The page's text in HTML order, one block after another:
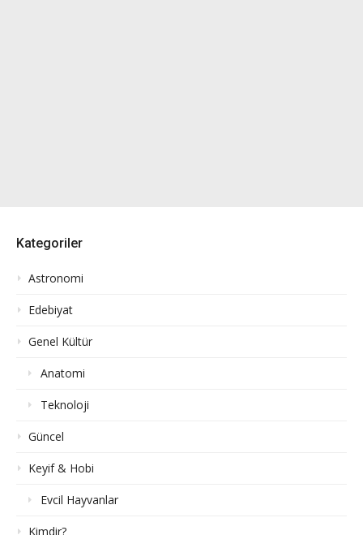
Kategoriler
Astronomi
Edebiyat
Genel Kültür
Anatomi
Teknoloji
Güncel
Keyif & Hobi
Evcil Hayvanlar
Kimdir?